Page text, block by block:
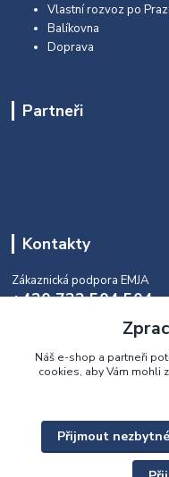
Vlastní rozvoz po
Balíkovna
Doprava
Partneři
Kontakty
Zákaznická podpora EMJA
+420 732 504 504
(během naší aktuální otevírací
info@emja.cz
Náš e-shop a partneři
cookies, aby Vám mohli
Přijmout nezbytné